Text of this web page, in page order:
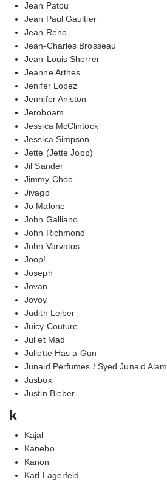
Jean Patou
Jean Paul Gaultier
Jean Reno
Jean-Charles Brosseau
Jean-Louis Sherrer
Jeanne Arthes
Jenifer Lopez
Jennifer Aniston
Jeroboam
Jessica McClintock
Jessica Simpson
Jette (Jette Joop)
Jil Sander
Jimmy Choo
Jivago
Jo Malone
John Galliano
John Richmond
John Varvatos
Joop!
Joseph
Jovan
Jovoy
Judith Leiber
Juicy Couture
Jul et Mad
Juliette Has a Gun
Junaid Perfumes / Syed Junaid Alam
Jusbox
Justin Bieber
k
Kajal
Kanebo
Kanon
Karl Lagerfeld